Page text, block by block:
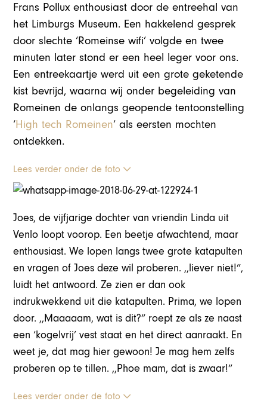
Frans Pollux enthousiast door de entreehal van
het Limburgs Museum. Een hakkelend gesprek
door slechte ‘Romeinse wifi’ volgde en twee
minuten later stond er een heel leger voor ons.
Een entreekaartje werd uit een grote geketende
kist bevrijd, waarna wij onder begeleiding van
Romeinen de onlangs geopende tentoonstelling
‘High tech Romeinen’ als eersten mochten
ontdekken.
Lees verder onder de foto
Joes, de vijfjarige dochter van vriendin Linda uit
Venlo loopt voorop. Een beetje afwachtend, maar
enthousiast. We lopen langs twee grote katapulten
en vragen of Joes deze wil proberen. ,,liever niet!”,
luidt het antwoord. Ze zien er dan ook
indrukwekkend uit die katapulten. Prima, we lopen
door. ,,Maaaaam, wat is dit?” roept ze als ze naast
een ‘kogelvrij’ vest staat en het direct aanraakt. En
weet je, dat mag hier gewoon! Je mag hem zelfs
proberen op te tillen. ,,Phoe mam, dat is zwaar!”
Lees verder onder de foto